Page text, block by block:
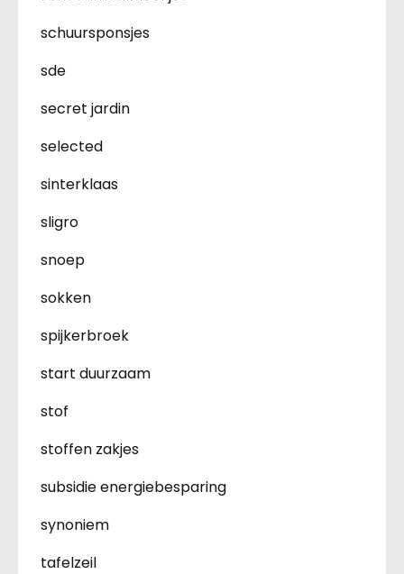
schuursponsjes
sde
secret jardin
selected
sinterklaas
sligro
snoep
sokken
spijkerbroek
start duurzaam
stof
stoffen zakjes
subsidie energiebesparing
synoniem
tafelzeil